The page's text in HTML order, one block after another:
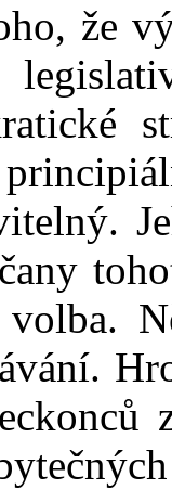
že
volba.